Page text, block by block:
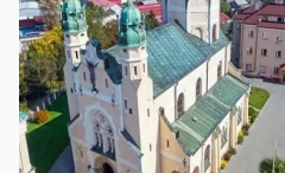
Kościół Greckokatolicki
1 day ago
Школи Християнського Аніматора
✨ Хочеш не просто проводити час, а
Запрошуємо тебе до Школи
Більше на сайті...